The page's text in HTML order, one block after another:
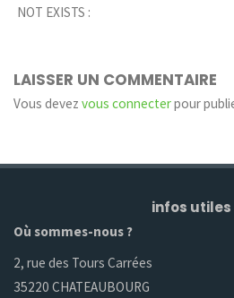
NOT EXISTS :
LAISSER UN COMMENTAIRE
Vous devezvous connecterpour
infos utiles
Où sommes-nous ?
2, rue des Tours Carrées
35220 CHATEAUBOURG